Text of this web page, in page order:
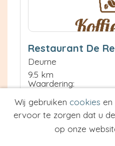
Restaurant De
Deurne
9.5 km
Waardering:
Meer
Wij gebruiken cookies
ervoor te zorgen dat u
op onze